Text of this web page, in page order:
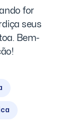
for
seus
Bem-